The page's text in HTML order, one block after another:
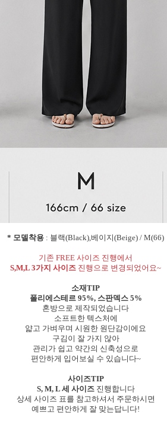
* 모델착용 : 블랙(Black),베이지(Beige) / M(66)
기존 FREE 사이즈 진행에서
S,M,L 3가지 사이즈 진행으로 변경되었어요~
소재TIP
폴리에스테르 95%, 스판덱스 5%
혼방으로 제작되었습니다
소프트한 텍스처에
얇고 가벼우며 시원한 원단감이에요
구김이 잘 가지 않아
관리가 쉽고 약간의 신축성으로
편안하게 입어보실 수 있습니다~
사이즈TIP
S, M, L 세 사이즈진행합니다
상세 사이즈 표를 참고하셔서 주문하시면
예쁘고 편안하게 잘 맞는답니다!